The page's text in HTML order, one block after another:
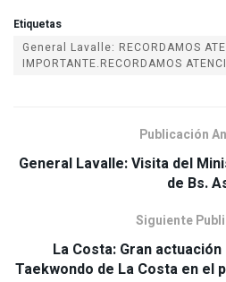
Etiquetas
General Lavalle: RECORDAMOS
IMPORTANTE.RECORDAMOS
Publicación
General Lavalle: Visita del
de Bs.
Siguiente
La Costa: Gran
Taekwondo de La Costa en el